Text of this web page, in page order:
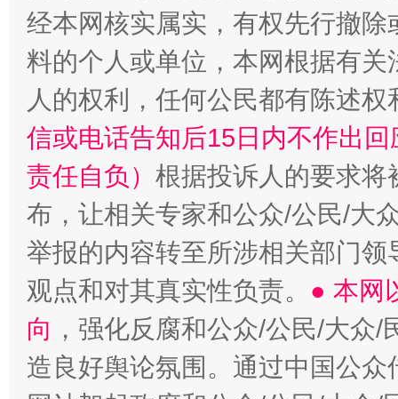
经本网核实属实，有权先行撤
料的个人或单位，本网根据有
人的权利，任何公民都有陈述
信或电话告知后15日内不作出
责任自负） 根据投诉人的要求将
布，让相关专家和公众/公民/大
举报的内容转至所涉相关部门
观点和对其真实性负责。 ● 本网
向 ，强化反腐和公众/公民/大众
造良好舆论氛围。通过中国公